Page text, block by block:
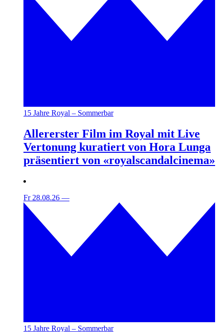
15 Jahre Royal – Sommerbar
Allererster Film im Royal mit Live
Vertonung kuratiert von Hora Lunga
präsentiert von «royalscandalcinema»
Fr 28.08.26 —
15 Jahre Royal – Sommerbar